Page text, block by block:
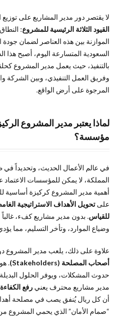
الأسئلة
الأكثر
شيوعاً
حول
وظيفة
مدير
المشاريع
ملخص
المقال
لا يقتصر دور مدير المشاريع على
القيود الثلاثة الرئيسية للمشروع:
الموازنة بين هذه العناصر لضمان
السعودية المتسارعة اليوم، أصبح هذا
بالتنفيذ، حيث يعمل مدير المشروع
وفريق العمل التنفيذي، وبين الشركة
المرجوة على أرض الواقع.
لماذا يعتبر مدير المشروع
مؤسسة؟
في عالم الأعمال الحديث، وتحديداً في
المملكة، لا يمكن للمؤسسات الاعتماد
أهمية مدير المشروع كركيزة أساسية
على تحويل الأهداف الاستراتيجية
للقياس. بدون مدير مشاريع كفء،
وضياع الموارد، وتأخر التسليم، مما
علاوة على ذلك، يلعب مدير المشروع
أصحاب المصلحة (Stakeholders)
.
حدوث المشكلات، ويوفر الحلول
مدير مشاريع محترف يعني رفع
أن كل ريال يُنفق يصب في مصلحة أهداف
“صمام الأمان” الذي يحمي المشروع